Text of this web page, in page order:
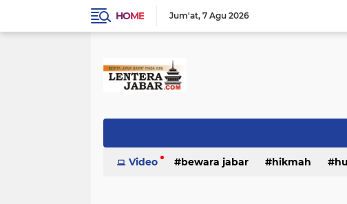
HOME Jum'at 7 Agu 2026
Video bewara jabar hikmah